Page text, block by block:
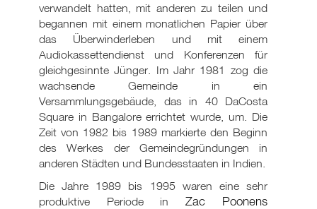
verwandelt hatten, mit anderen zu teilen und
begannen mit einem monatlichen Papier über
das Überwinderleben und mit einem
Audiokassettendienst und Konferenzen für
gleichgesinnte Jünger. Im Jahr 1981 zog die
wachsende Gemeinde in ein
Versammlungsgebäude, das in 40 DaCosta
Square in Bangalore errichtet wurde, um. Die
Zeit von 1982 bis 1989 markierte den Beginn
des Werkes der Gemeindegründungen in
anderen Städten und Bundesstaaten in Indien.
Die Jahre 1989 bis 1995 waren eine sehr
produktive Periode in Zac Poonens